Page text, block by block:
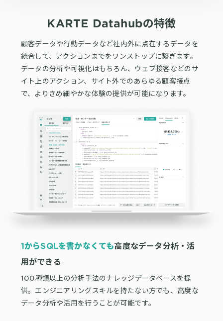
KARTE Datahubの特徴
顧客データや行動データなど社内外に点在するデータを
統合して、アクションまでをワンストップに繋ぎます。
データの分析や可視化はもちろん、ウェブ接客などのサ
イト上のアクション、 サイト外でのあらゆる顧客接点
で、よりきめ細やかな体験の提供が可能になります。
1からSQLを書かなくても高度なデータ分析・活
用ができる
100種類以上の分析手法のナレッジデータベースを提
供。エンジニアリングスキルを持たない方でも、高度な
データ分析や活用を行うことが可能です。